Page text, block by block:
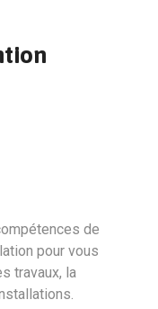
de
pour vous
travaux, la